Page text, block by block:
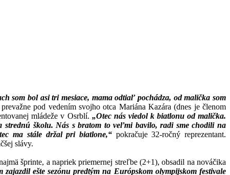
som bol asi tri mesiace, mama odtiaľ pochádza, od malička som
pod vedením svojho otca Mariána Kazára (dnes je členom
mládeže v Osrblí. „Otec nás viedol k biatlonu od malička.
strednú školu. Nás s bratom to veľmi bavilo, radi sme chodili na
ma stále držal pri biatlone,“pokračuje 32-ročný reprezentant.
slávy.
šprinte, a napriek priemernej streľbe (2+1), obsadil na nováčika
ešte sezónu predtým na Európskom olympijskom festivale